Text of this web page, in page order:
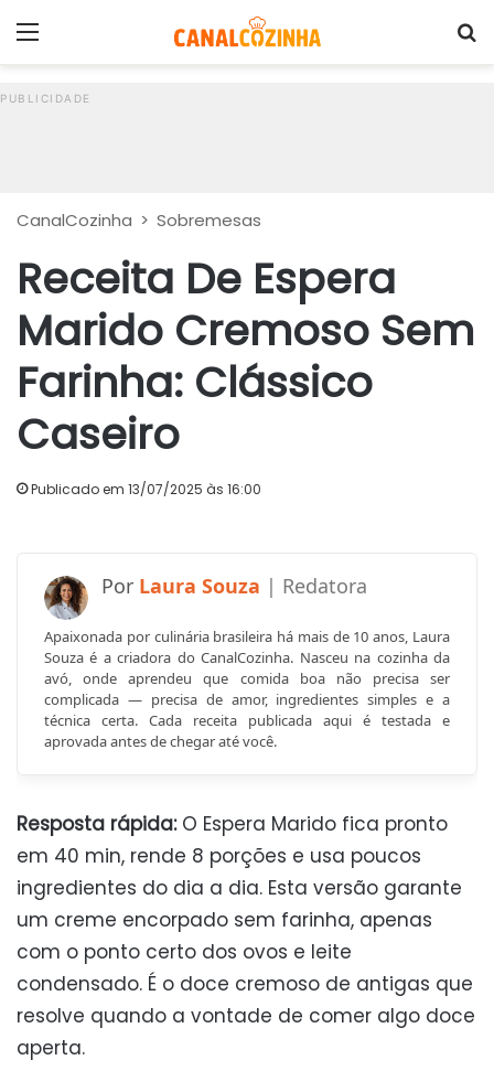
CanalCozinha > Sobremesas
Receita De Espera
Marido Cremoso Sem
Farinha: Clássico
Caseiro
Publicado em 13/07/2025 às 16:00
Laura Souza
Apaixonada por culinária brasileira há mais de 10 anos, Laura
Souza é a criadora do CanalCozinha. Nasceu na cozinha da
avó, onde aprendeu que comida boa não precisa ser
complicada — precisa de amor, ingredientes simples e a
técnica certa. Cada receita publicada aqui é testada e
aprovada antes de chegar até você.
Resposta rápida:O Espera Marido fica pronto
em 40 min, rende 8 porções e usa poucos
ingredientes do dia a dia. Esta versão garante
um creme encorpado sem farinha, apenas
com o ponto certo dos ovos e leite
condensado. É o doce cremoso de antigas que
resolve quando a vontade de comer algo doce
aperta.